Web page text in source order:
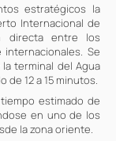
estratégicos la
Internacional de
directa entre los
Se
terminal del Agua
de 12 a 15 minutos.
estimado de
en uno de los
la zona oriente.